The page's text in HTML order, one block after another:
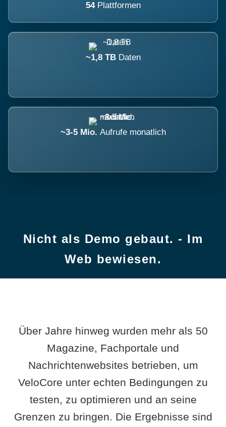
54 Plattformen
~1,8 TB Daten
~3-5 Mio. Aufrufe monatlich
Nicht als Demo gebaut. - Im
Web bewiesen.
Über Jahre hinweg wurden mehr als 50
Magazine, Fachportale und
Nachrichtenwebsites betrieben, um
VeloCore unter echten Bedingungen zu
testen, zu optimieren und an seine
Grenzen zu bringen. Die Ergebnisse sind